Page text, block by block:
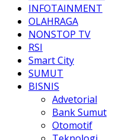
INFOTAINMENT
OLAHRAGA
NONSTOP TV
RSI
Smart City
SUMUT
BISNIS
Advetorial
Bank Sumut
Otomotif